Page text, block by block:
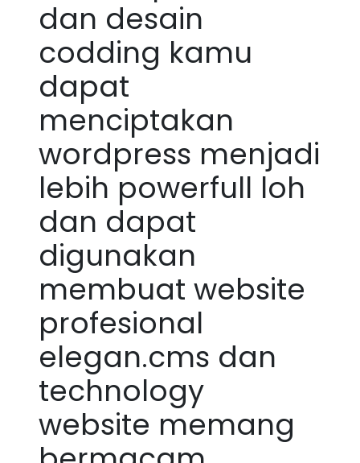
dan desain
codding kamu
dapat
menciptakan
wordpress menjadi
lebih powerfull loh
dan dapat
digunakan
membuat website
profesional
elegan.cms dan
technology
website memang